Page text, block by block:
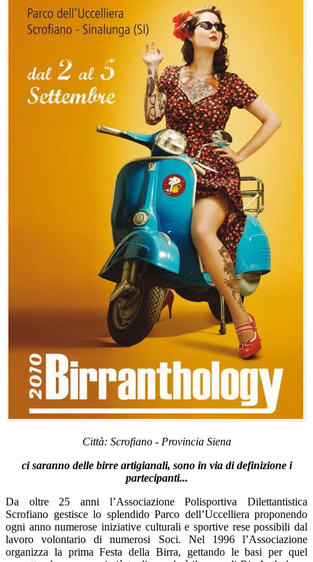
Città: Scrofiano - Provincia Siena
ci saranno delle birre artigianali, sono in via di definizione i
partecipanti...
Da oltre 25 anni l’Associazione Polisportiva Dilettantistica
Scrofiano gestisce lo splendido Parco dell’Uccelliera proponendo
ogni anno numerose iniziative culturali e sportive rese possibili dal
lavoro volontario di numerosi Soci. Nel 1996 l’Associazione
organizza la prima Festa della Birra, gettando le basi per quel